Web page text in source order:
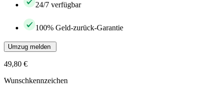
24/7 verfügbar
100% Geld-zurück-Garantie
Umzug melden
49,80 €
Wunschkennzeichen